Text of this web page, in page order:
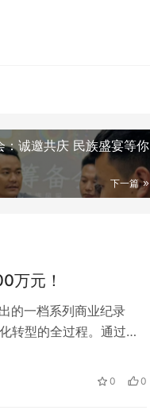
诚邀共庆 民族盛宴等你
下一篇
万元！
的一档系列商业纪录
转型的全过程。通过展
游的兴趣与热情得以
0 0